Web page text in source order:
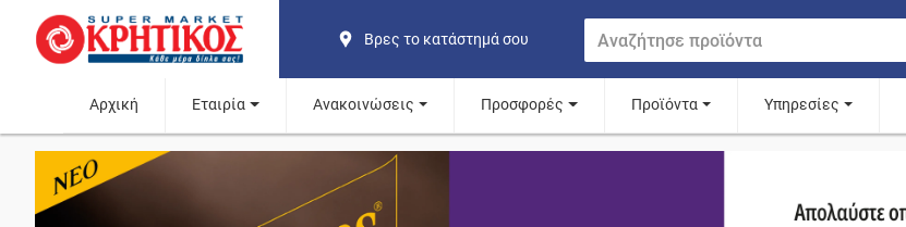
Βρες το κατάστημά σου
Αρχική Εταιρία Ανακοινώσεις Προσφορές Προϊόντα Υπηρεσίες